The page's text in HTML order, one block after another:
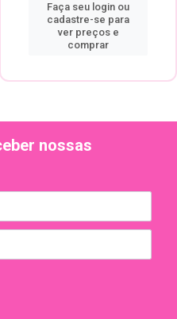
Faça seu login ou
cadastre-se para
ver preços e
comprar
nossas